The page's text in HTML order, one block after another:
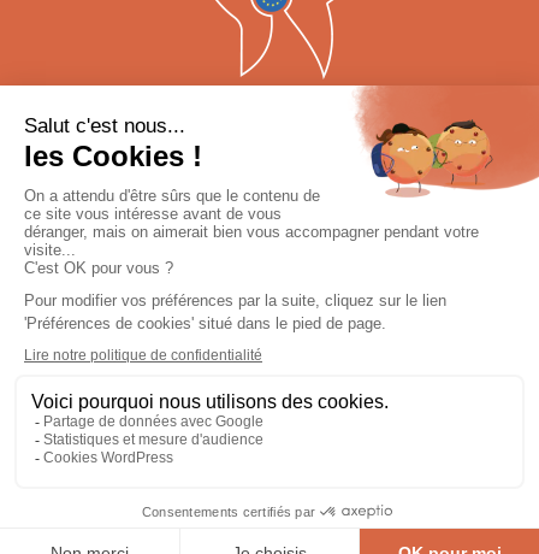
QUI SOMMES-NOUS ?
ACTUALITÉS
MENTIONS LÉGALES
POLITIQUE DE CONFIDENTIALITÉ
CONTACT